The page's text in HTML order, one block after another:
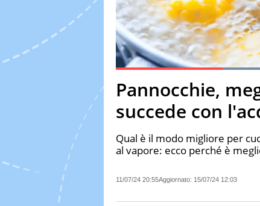
PauseUnmuteCurrent Time
0:19
Pannocchie,
succede con
Qual è il modo migliore per
al vapore: ecco perché è
11/07/24 20:55Aggiornato: 15/07/24 12:03